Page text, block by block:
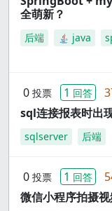
全萌新？
后端 java
0 投票 1 回答
sql连接报表时出
sqlserver 后端
0 投票 1 回答
微信小程序拍摄